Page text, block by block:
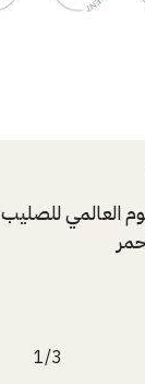
العالمي للصليب
1 من 3
1/3